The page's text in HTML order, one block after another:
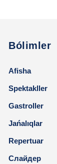
Bólimler
Afisha
Spektakller
Gastroller
Jańalıqlar
Repertuar
Слайдер